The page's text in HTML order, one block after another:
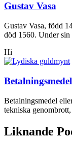
Gustav Vasa
Gustav Vasa, född
död 1560. Under sin
Hi
Betalningsmedel
Betalningsmedel
tekniska
Liknande